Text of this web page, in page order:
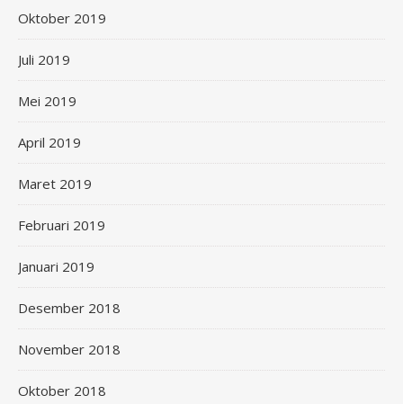
Oktober 2019
Juli 2019
Mei 2019
April 2019
Maret 2019
Februari 2019
Januari 2019
Desember 2018
November 2018
Oktober 2018